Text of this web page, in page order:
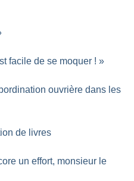
facile de se moquer ! »
ouvrière dans les
de livres
un effort, monsieur le